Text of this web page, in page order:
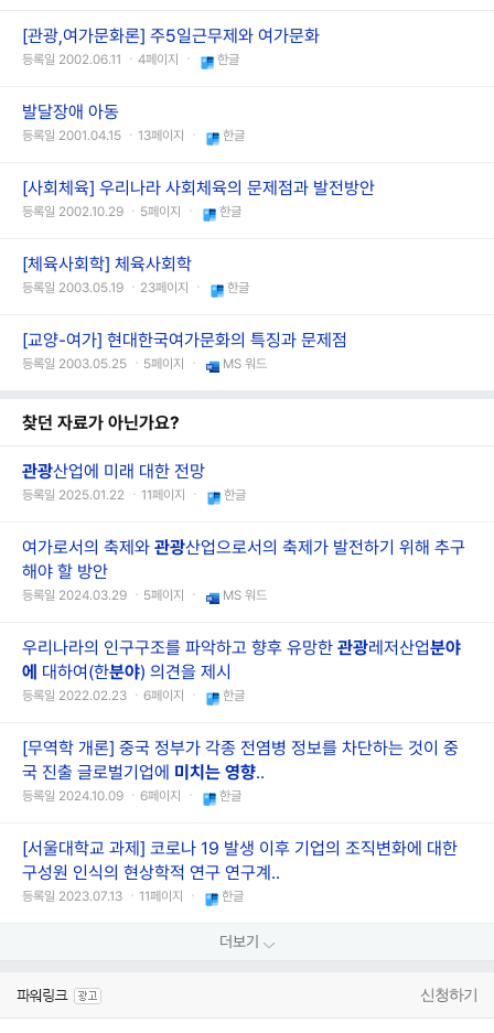
[관광,여가문화론] 주5일근무제와 여가문화
등록일 2002.06.11 ㆍ4페이지 ㆍ 한글
발달장애 아동
등록일 2001.04.15 ㆍ13페이지 ㆍ 한글
[사회체육] 우리나라 사회체육의 문제점과 발전방안
등록일 2002.10.29 ㆍ5페이지 ㆍ 한글
[체육사회학] 체육사회학
등록일 2003.05.19 ㆍ23페이지 ㆍ 한글
[교양-여가] 현대한국여가문화의 특징과 문제점
등록일 2003.05.25 ㆍ5페이지 ㆍ MS 워드
찾던 자료가 아닌가요?
관광산업에 미래 대한 전망
등록일 2025.01.22 ㆍ11페이지 ㆍ 한글
여가로서의 축제와 관광산업으로서의 축제가 발전하기 위해 추구
해야 할 방안
등록일 2024.03.29 ㆍ5페이지 ㆍ MS 워드
우리나라의 인구구조를 파악하고 향후 유망한 관광레저산업분야
에 대하여(한분야) 의견을 제시
등록일 2022.02.23 ㆍ6페이지 ㆍ 한글
[무역학 개론] 중국 정부가 각종 전염병 정보를 차단하는 것이 중
국 진출 글로벌기업에 미치는 영향..
등록일 2024.10.09 ㆍ6페이지 ㆍ 한글
[서울대학교 과제] 코로나 19 발생 이후 기업의 조직변화에 대한
구성원 인식의 현상학적 연구 연구계..
등록일 2023.07.13 ㆍ11페이지 ㆍ 한글
더보기
신청하기